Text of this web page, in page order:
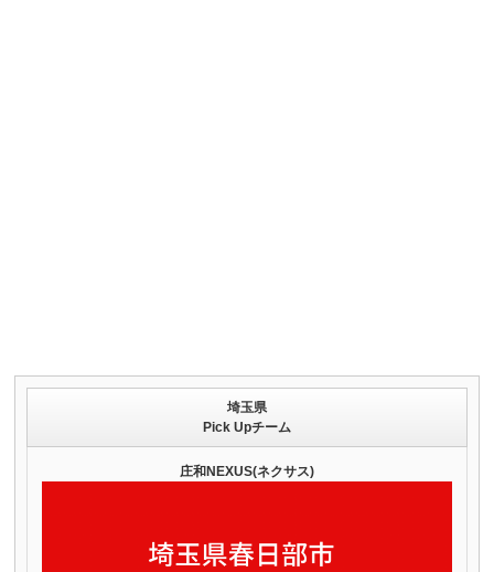
埼玉県
Pick Upチーム
庄和NEXUS(ネクサス)